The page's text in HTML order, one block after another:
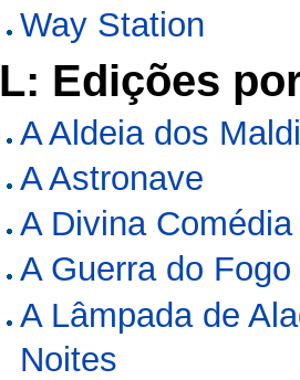
Way Station
L: Edições
A Aldeia dos
A Astronave
A Divina Comédia
A Guerra do Fogo
A Lâmpada de
Noites